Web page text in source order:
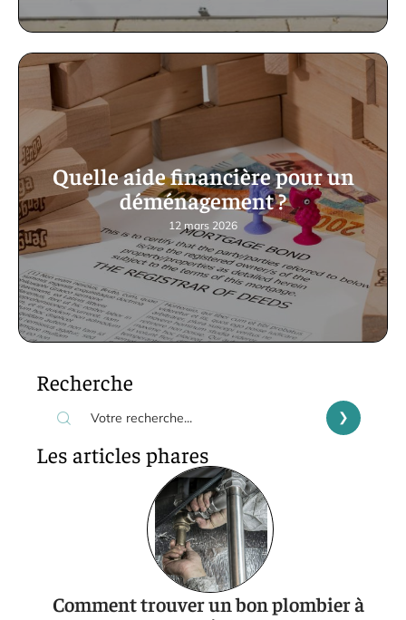
Quelle aide financière pour un
déménagement ?
12 mars 2026
Recherche
Les articles phares
Comment trouver un bon plombier à